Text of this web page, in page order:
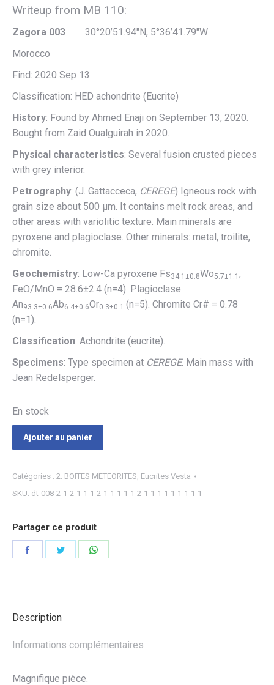
Writeup from MB 110:
Zagora 003 30°20’51.94″N, 5°36’41.79″W
Morocco
Find: 2020 Sep 13
Classification: HED achondrite (Eucrite)
History: Found by Ahmed Enaji on September 13, 2020.
Bought from Zaid Oualguirah in 2020.
Physical characteristics: Several fusion crusted pieces
with grey interior.
Petrography: (J. Gattacceca, CEREGE) Igneous rock with
grain size about 500 µm. It contains melt rock areas, and
other areas with variolitic texture. Main minerals are
pyroxene and plagioclase. Other minerals: metal, troilite,
chromite.
Geochemistry: Low-Ca pyroxene Fs34.1±0.8Wo5.7±1.1 ,
FeO/MnO = 28.6±2.4 (n=4). Plagioclase
An93.3±0.6Ab6.4±0.6Or0.3±0.1 (n=5). Chromite Cr# = 0.78
(n=1).
Classification: Achondrite (eucrite).
Specimens: Type specimen at CEREGE. Main mass with
Jean Redelsperger.
En stock
Ajouter au panier
Catégories : 2. BOITES METEORITES, Eucrites Vesta
SKU: dt-008-2-1-2-1-1-1-2-1-1-1-1-1-2-1-1-1-1-1-1-1-1-1
Partager ce produit
Partager Partager
Description
Informations complémentaires
Magnifique pièce.